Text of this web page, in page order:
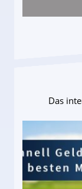
(34) in den
Das